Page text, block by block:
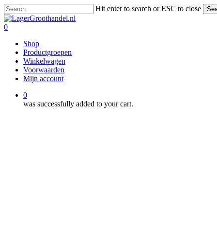
Skip
to
main
Hit enter to search or ESC to close
Close
Search
0
Shop
Productgroepen
Winkelwagen
Voorwaarden
Mijn account
0
was successfully added to your cart.